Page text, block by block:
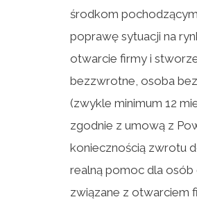
środkom
poprawę sytuacji na
otwarcie firmy i
bezzwrotne, osoba
(zwykle minimum 12
zgodnie z umową z
koniecznością zwrotu
realną pomoc dla osób
związane z otwarciem